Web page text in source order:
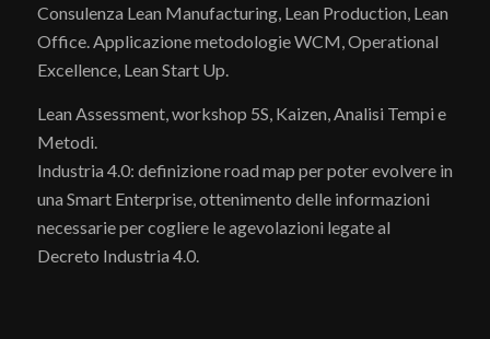
Consulenza Lean Manufacturing, Lean Production, Lean
Office. Applicazione metodologie WCM, Operational
Excellence, Lean Start Up.
Lean Assessment, workshop 5S, Kaizen, Analisi Tempi e
Metodi.
Industria 4.0: definizione road map per poter evolvere in
una Smart Enterprise, ottenimento delle informazioni
necessarie per cogliere le agevolazioni legate al
Decreto Industria 4.0.